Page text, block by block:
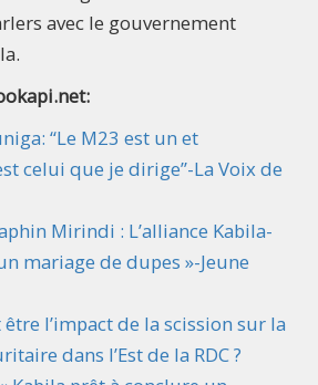
avec le gouvernement
“Le M23 est un et
celui que je dirige”-La Voix de
Mirindi : L’alliance Kabila-
mariage de dupes »-Jeune
l’impact de la scission sur la
dans l’Est de la RDC ?